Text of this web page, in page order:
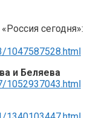
сегодня»:
1047587528.html
и Беляева
1052937043.html